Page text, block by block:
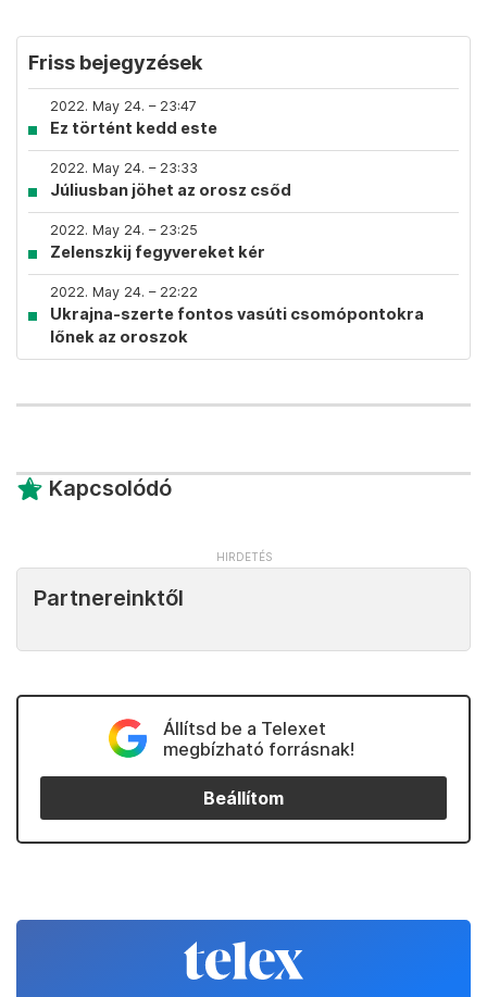
Friss bejegyzések
2022. May 24. – 23:47
Ez történt kedd este
2022. May 24. – 23:33
Júliusban jöhet az orosz csőd
2022. May 24. – 23:25
Zelenszkij fegyvereket kér
2022. May 24. – 22:22
Ukrajna-szerte fontos vasúti csomópontokra
lőnek az oroszok
Kapcsolódó
Partnereinktől
Állítsd be a Telexet
megbízható forrásnak!
Beállítom